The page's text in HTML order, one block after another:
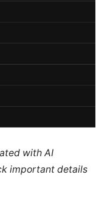
with AI
important details